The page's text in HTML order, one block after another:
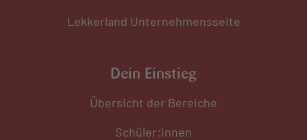
Lekkerland Unternehmensseite
Dein Einstieg
Übersicht der Bereiche
Schüler:innen